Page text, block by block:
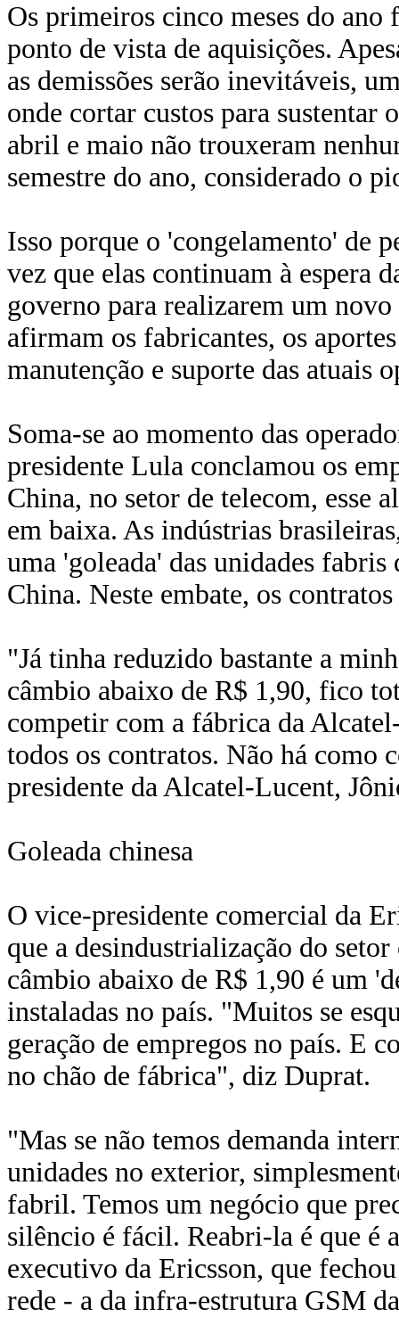
Os primeiros cinco meses do
ponto de vista de aquisições.
as demissões serão inevitáveis,
onde cortar custos para sustentar
abril e maio não trouxeram
semestre do ano, considerado o
Isso porque o 'congelamento' de
vez que elas continuam à espera
governo para realizarem um
afirmam os fabricantes, os
manutenção e suporte das atuais
Soma-se ao momento das
presidente Lula conclamou os
China, no setor de telecom, esse
em baixa. As indústrias
uma 'goleada' das unidades fabris
China. Neste embate, os
"Já tinha reduzido bastante a
câmbio abaixo de R$ 1,90, fico
competir com a fábrica da
todos os contratos. Não há como
presidente da Alcatel-Lucent,
Goleada chinesa
O vice-presidente comercial da
que a desindustrialização do
câmbio abaixo de R$ 1,90 é um
instaladas no país. "Muitos se
geração de empregos no país. E
no chão de fábrica", diz Duprat.
"Mas se não temos demanda
unidades no exterior,
fabril. Temos um negócio que
silêncio é fácil. Reabri-la é que é
executivo da Ericsson, que
rede - a da infra-estrutura GSM